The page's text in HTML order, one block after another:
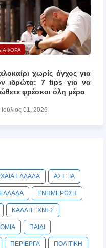
χωρίς άγχος για
ιδρώτα: 7 tips για να
φρέσκοι όλη μέρα
Ιούλιος 01, 2026
ΕΛΛΑΔΑ ΑΣΤΕΙΑ
ΕΛΛΑΔΑ ΕΝΗΜΕΡΩΣΗ
ΚΑΛΛΙΤΕΧΝΕΣ
ΠΑΙΔΙ
ΠΕΡΙΕΡΓΑ ΠΟΛΙΤΙΚΗ